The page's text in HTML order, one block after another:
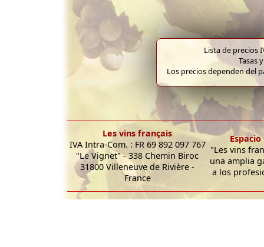
Lista de precios
Tasas
Los precios dependen del
Les vins français
IVA Intra-Com. : FR 69 892 097 767
"Le Vignet" - 338 Chemin Biroc
31800 Villeneuve de Rivière -
France
"Les vins
una amplia
a los